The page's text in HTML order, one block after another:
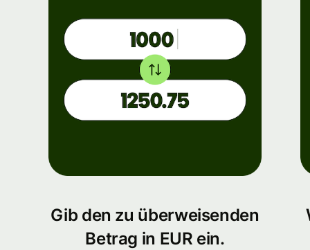
Gib den zu überweisenden
Betrag in EUR ein.